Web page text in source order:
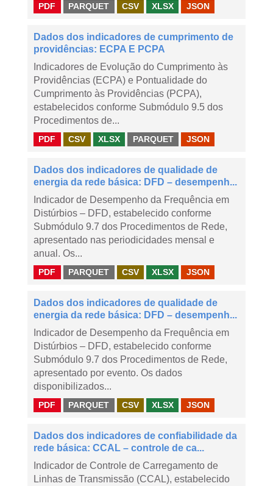
PDF PARQUET CSV XLSX JSON
Dados dos indicadores de cumprimento de
providências: ECPA E PCPA
Indicadores de Evolução do Cumprimento às
Providências (ECPA) e Pontualidade do
Cumprimento às Providências (PCPA),
estabelecidos conforme Submódulo 9.5 dos
Procedimentos de...
PDF CSV XLSX PARQUET JSON
Dados dos indicadores de qualidade de
energia da rede básica: DFD – desempenh...
Indicador de Desempenho da Frequência em
Distúrbios – DFD, estabelecido conforme
Submódulo 9.7 dos Procedimentos de Rede,
apresentado nas periodicidades mensal e
anual. Os...
PDF PARQUET CSV XLSX JSON
Dados dos indicadores de qualidade de
energia da rede básica: DFD – desempenh...
Indicador de Desempenho da Frequência em
Distúrbios – DFD, estabelecido conforme
Submódulo 9.7 dos Procedimentos de Rede,
apresentado por evento. Os dados
disponibilizados...
PDF PARQUET CSV XLSX JSON
Dados dos indicadores de confiabilidade da
rede básica: CCAL – controle de ca...
Indicador de Controle de Carregamento de
Linhas de Transmissão (CCAL), estabelecido